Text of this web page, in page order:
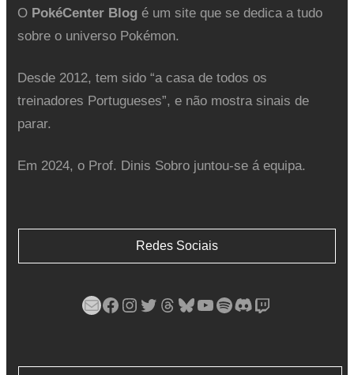
O PokéCenter Blogé um site que se dedica a tudo
sobre o universo Pokémon.
Desde 2012, tem sido “a casa de todos os
treinadores Portugueses”, e não mostra sinais de
parar.
Em 2024, o Prof. Dinis Sobro juntou-se á equipa.
Redes Sociais
Mail Facebook Instagram Twitter Threads Bluesky YouTube Spotify Discord Twitch